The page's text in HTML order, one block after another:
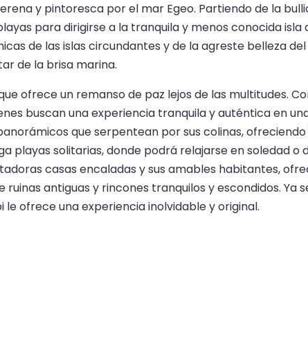
y pintoresca por el mar Egeo. Partiendo de la
para dirigirse a la tranquila y menos conocida isla
de las islas circundantes y de la agreste belleza
de la brisa marina.
ofrece un remanso de paz lejos de las multitudes.
buscan una experiencia tranquila y auténtica en
que serpentean por sus colinas,
playas solitarias, donde podrá relajarse en soledad o
casas encaladas y sus amables habitantes,
antiguas y rincones tranquilos y escondidos. Ya
ofrece una experiencia inolvidable y original.